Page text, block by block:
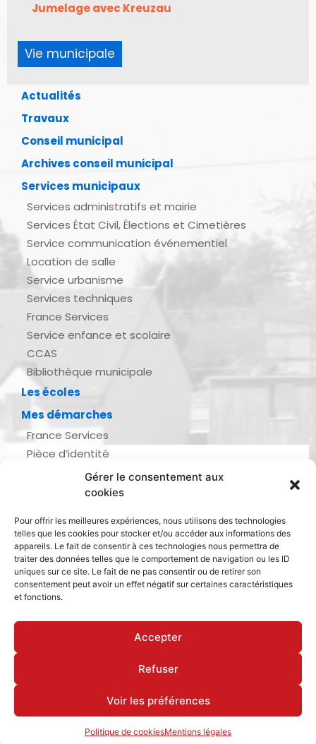
Gérer le consentement aux
cookies
Pour offrir les meilleures expériences, nous utilisons des technologies
telles que les cookies pour stocker et/ou accéder aux informations des
appareils. Le fait de consentir à ces technologies nous permettra de
traiter des données telles que le comportement de navigation ou les ID
uniques sur ce site. Le fait de ne pas consentir ou de retirer son
consentement peut avoir un effet négatif sur certaines caractéristiques
et fonctions.
Accepter
Refuser
Voir les préférences
Politique de cookiesMentions légales
Jumelage avec Kreuzau
Vie municipale
Actualités
Travaux
Conseil municipal
Archives conseil municipal
Services municipaux
Services administratifs et mairie
Services État Civil, Élections et Cimetières
Service communication événementiel
Location de salle
Service urbanisme
Services techniques
France Services
Service enfance et scolaire
CCAS
Bibliothèque municipale
Les écoles
Mes démarches
France Services
Pièce d’identité
Demande d’actes d’état civil
Inscription listes électorales
Recensement militaire
Le journal de ma ville
Gestion des déchets
Mentions légales & politique de confidentialité
Déclaration d’accessibilité
Site réalisé par www.cocktail-graphic.com